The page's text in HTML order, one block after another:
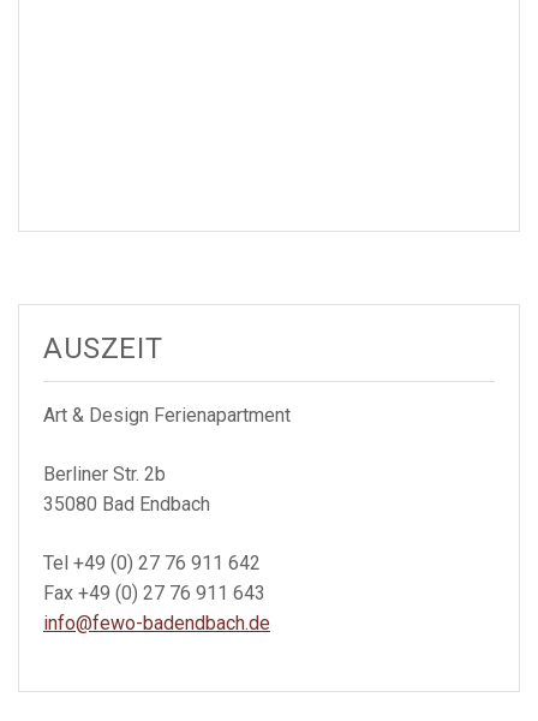
AUSZEIT
Art & Design Ferienapartment
Berliner Str. 2b
35080 Bad Endbach
Tel +49 (0) 27 76 911 642
Fax +49 (0) 27 76 911 643
info@fewo-badendbach.de